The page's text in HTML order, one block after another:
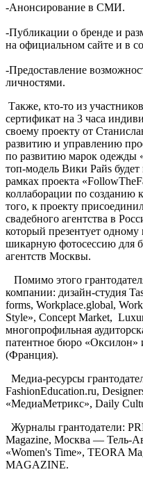
-Анонсирование в СМИ.
-Публикации о бренде и
на официальном сайте и в
-Предоставление
личностями.
Также, кто-то из
сертификат на 3 часа
своему проекту от
развитию и управлению
по развитию марок
топ-модель Вики Райs будет
рамках проекта
коллаборации по созданию
того, к проекту
свадебного агентства в
который презентует одному
шикарную фотосессию для
агентств Москвы.
Помимо этого
компании: дизайн-студия
forms, Workplace.global,
Style», Concept Market,
многопрофильная
патентное бюро «Оксилон»
(Франция).
Медиа-ресурсы
FashionEducation.ru,
«МедиаМетрикс», Daily
Журналы грантодатели:
Magazine, Москва —
«Women's Time», TEORA
MAGAZINE.